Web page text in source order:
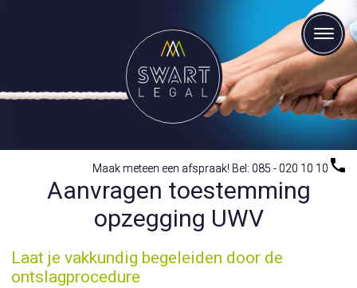
Maak meteen een afspraak! Bel: 085 - 020 10 10
Maak meteen een afspraak! Bel: 085 - 020 10 10
Aanvragen toestemming
opzegging UWV
Laat je vakkundig begeleiden door de
ontslagprocedure